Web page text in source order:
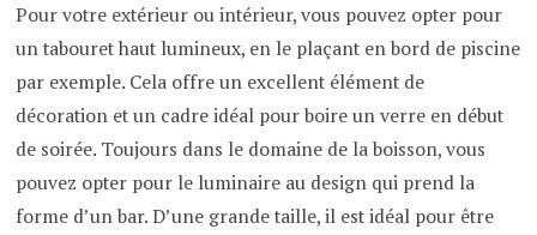
Pour votre extérieur ou intérieur, vous pouvez opter pour
un tabouret haut lumineux, en le plaçant en bord de piscine
par exemple. Cela offre un excellent élément de
décoration et un cadre idéal pour boire un verre en début
de soirée. Toujours dans le domaine de la boisson, vous
pouvez opter pour le luminaire au design qui prend la
forme d’un bar. D’une grande taille, il est idéal pour être